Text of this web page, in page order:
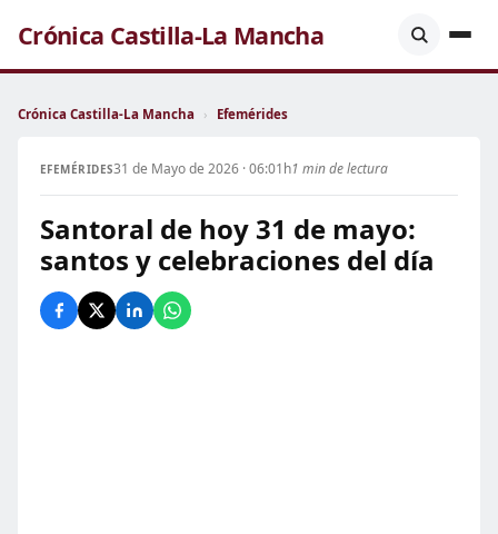
Crónica Castilla-La Mancha
Crónica Castilla-La Mancha › Efemérides
EFEMÉRIDES31 de Mayo de 2026 · 06:01h1 min de lectura
Santoral de hoy 31 de mayo:
santos y celebraciones del día